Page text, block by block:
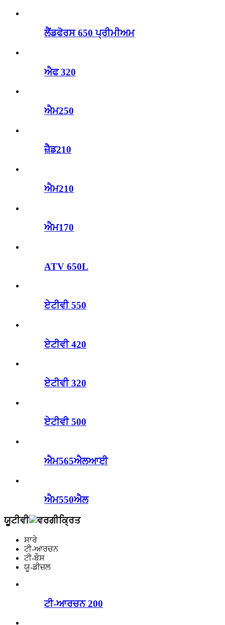
ਲੈਂਡਫੋਰਸ 650 ਪ੍ਰੀਮੀਅਮ
ਐਫ 320
ਐਮ250
ਜ਼ੈਡ210
ਐਮ210
ਐਮ170
ATV 650L
ਏਟੀਵੀ 550
ਏਟੀਵੀ 420
ਏਟੀਵੀ 320
ਏਟੀਵੀ 500
ਐਮ565ਐਲਆਈ
ਐਮ550ਐਲ
ਯੂਟੀਵੀ
ਸਾਰੇ
ਟੀ-ਆਰਚਨ
ਟੀ-ਬੌਸ
ਯੂ-ਡੀਜ਼ਲ
ਟੀ-ਆਰਚਨ 200